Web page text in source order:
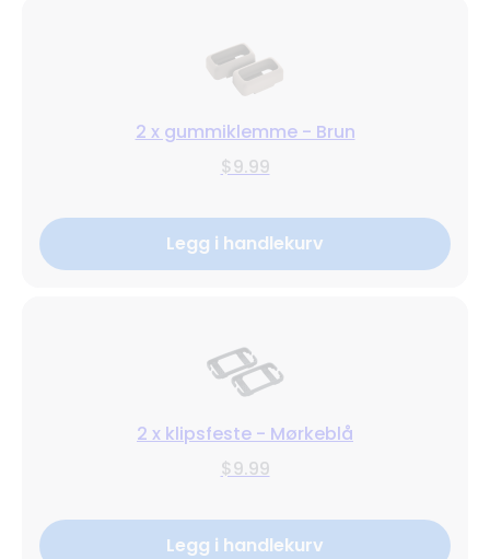
2 x gummiklemme - Brun
$9.99
Legg i handlekurv
2 x klipsfeste - Mørkeblå
$9.99
Legg i handlekurv